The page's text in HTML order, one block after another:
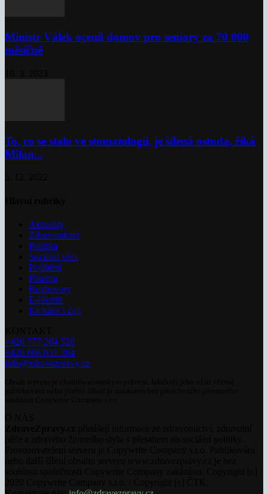
Ministr Válek ocenil domov pro seniory za 70 000
měsíčně
To, co se stalo ve stomatologii, je šílená ostuda, říká
Milan...
Aktuality
Zdravotnictví
Politika
Sociální věci
Pojištění
Pharma
Rozhovory
E-Health
Ke kávě i čaji
+420 777 264 528
+420 606 831 394
info@zdravezpravy.cz